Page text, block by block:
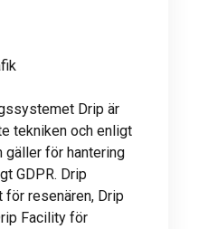
Drip är
tekniken och enligt
gäller för hantering
GDPR. Drip
för resenären, Drip
Facility för